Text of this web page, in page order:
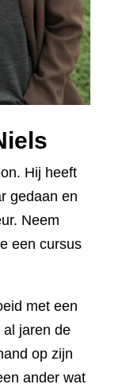
Hij heeft
gedaan en
Neem
een cursus
met een
al jaren de
op zijn
ander wat